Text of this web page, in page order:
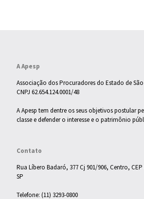
A Apesp
Associação dos Procuradores do Estado de
CNPJ 62.654.124.0001/48
A Apesp tem dentre os seus objetivos postular
classe e defender o interesse e o patrimônio
Contato
Rua Líbero Badaró, 377 Cj 901/906, Centro,
SP
Telefone: (11) 3293-0800